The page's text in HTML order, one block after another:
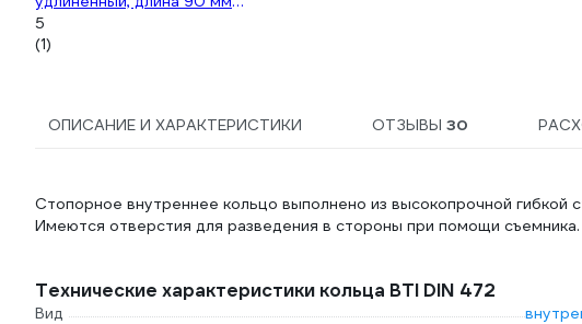
VR50412
5
(1)
ОПИСАНИЕ И ХАРАКТЕРИСТИКИ ОТЗЫВЫ 30
Стопорное внутреннее кольцо выполнено из высокопрочной гибкой
Имеются отверстия для разведения в стороны при помощи
Технические характеристики кольца BTI DIN 472
Вид